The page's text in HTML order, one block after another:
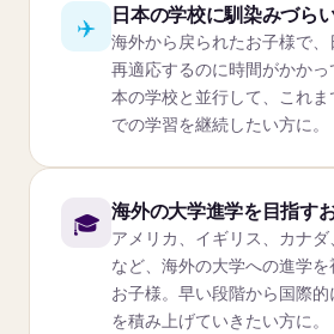
✈️ 日本の学校に馴染みづら
海外から戻られたお子様で
再適応するのに時間がかか
本の学校と並行して、これ
での学習を継続したい方に。
🎓 海外の大学進学を目指す
アメリカ、イギリス、カナ
など、海外の大学への進学
お子様。早い段階から国際
を積み上げていきたい方に。